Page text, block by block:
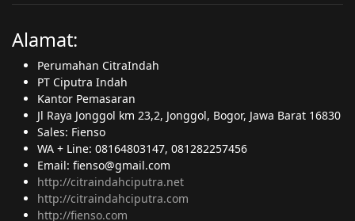
Alamat:
Perumahan CitraIndah
PT Ciputra Indah
Kantor Pemasaran
Jl Raya Jonggol km 23,2, Jonggol, Bogor, Jawa Barat 16830
Sales: Fienso
WA + Line: 08164803147, 081282257456
Email: fienso@gmail.com
http://citraindahciputra.net
http://citraindahciputra.com
http://fienso.com